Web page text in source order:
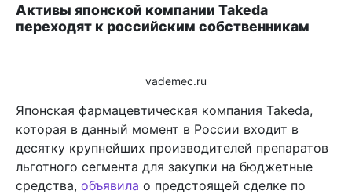
Активы японской компании Takeda
переходят к российским собственникам
vademec.ru
Японская фармацевтическая компания Takeda,
которая в данный момент в России входит в
десятку крупнейших производителей препаратов
льготного сегмента для закупки на бюджетные
средства, объявила о предстоящей сделке по